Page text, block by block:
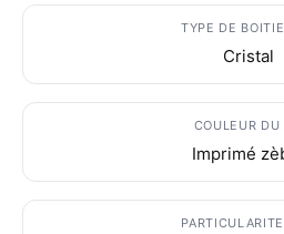
TYPE DE
Cristal
COULEUR DU
Imprimé